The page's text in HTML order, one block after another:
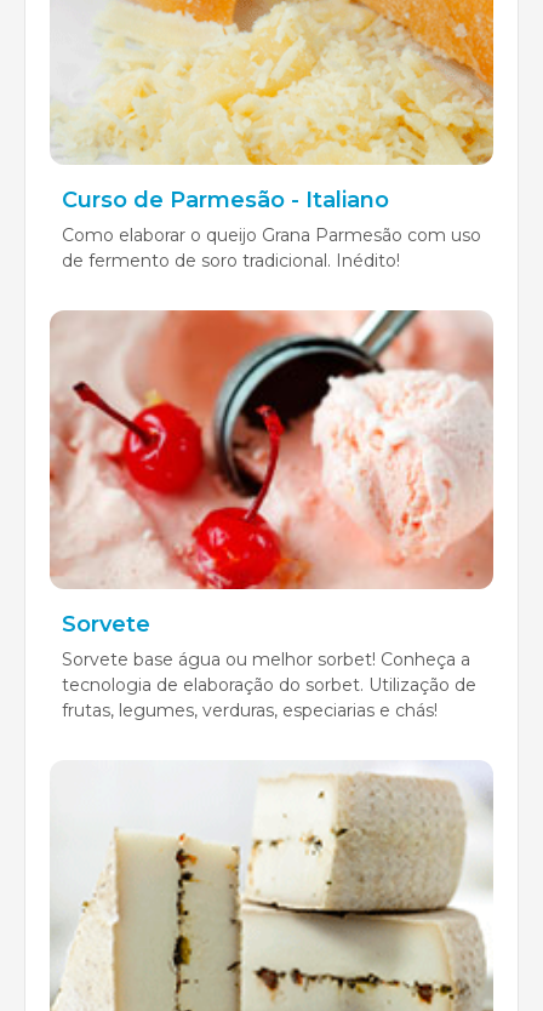
Curso de Parmesão - Italiano
Como elaborar o queijo Grana Parmesão com uso
de fermento de soro tradicional. Inédito!
Sorvete
Sorvete base água ou melhor sorbet! Conheça a
tecnologia de elaboração do sorbet. Utilização de
frutas, legumes, verduras, especiarias e chás!